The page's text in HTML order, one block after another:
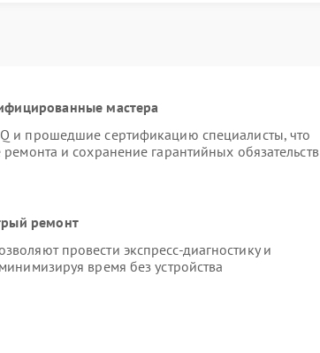
мастера
и прошедшие сертификацию специалисты, что
и сохранение гарантийных обязательств
ремонт
провести экспресс-диагностику и
время без устройства